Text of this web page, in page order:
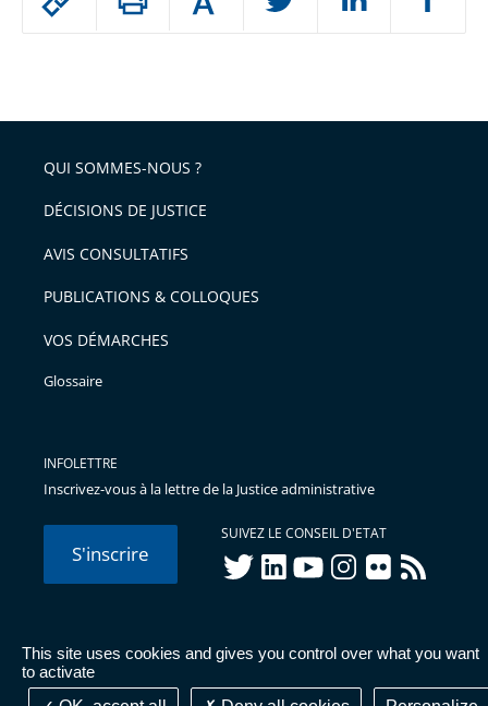
This site uses cookies and gives you control over what you want
to activate
arriver
après
Augmenter
ou
l'article
pour
avant
QUI SOMMES-NOUS ?
DÉCISIONS DE JUSTICE
AVIS CONSULTATIFS
PUBLICATIONS & COLLOQUES
VOS DÉMARCHES
Glossaire
INFOLETTRE
Inscrivez-vous à la lettre de la Justice administrative
S'inscrire
SUIVEZ LE CONSEIL D'ETAT
twitterlinkedInyoutubeinstagram
flickr rss
© Conseil d'État 2026 - Mentions légales
Données
personnelles-Publications administratives-Accessibilité :